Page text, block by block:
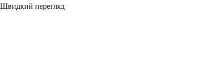
Швидкий перегляд